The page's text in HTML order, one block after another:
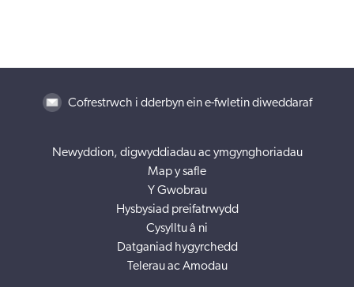
Cofrestrwch i dderbyn ein e-fwletin diweddaraf
Newyddion, digwyddiadau ac ymgynghoriadau
Map y safle
Y Gwobrau
Hysbysiad preifatrwydd
Cysylltu â ni
Datganiad hygyrchedd
Telerau ac Amodau